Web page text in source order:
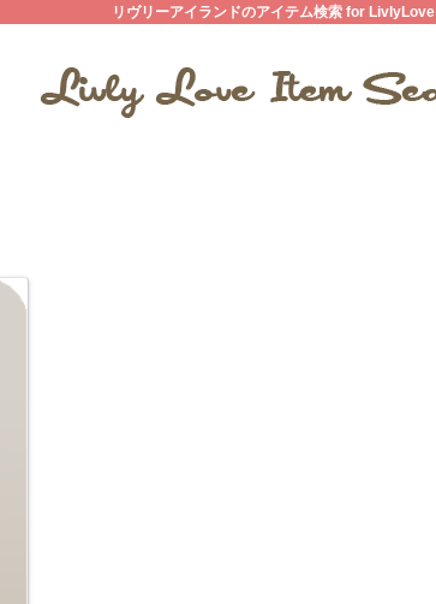
リヴリーアイランドのアイテム検索 for LivlyLove